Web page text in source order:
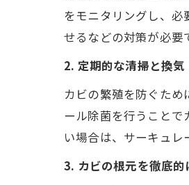
をモニタリングし、必
せるなどの対策が必要
2. 定期的な清掃と換気
カビの繁殖を防ぐた
ール除菌を行うこと
い場合は、サーキュレ
3. カビの根元を徹底的